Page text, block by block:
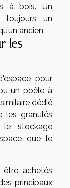
à bois. Un
toujours un
ancien.
les
pour
un poêle à
dédié
les granulés
le stockage
que le
achetés
principaux